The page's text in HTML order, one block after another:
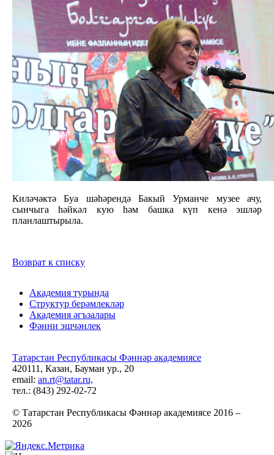
Киләчәктә Буа шәһәрендә Бакый Урманче музее ачу,
сынчыга һәйкәл кую һәм башка күп кенә эшләр
планлаштырыла.
Возврат к списку
Академия турында
Структур берәмлекләр
Академия әгъзалары
Фәнни эшчәнлек
Татарстан Республикасы Фәннәр академиясе
420111, Казан, Бауман ур., 20
email: an.rt@tatar.ru,
тел.: (843) 292-02-72
© Татарстан Республикасы Фәннәр академиясе 2016 –
2026